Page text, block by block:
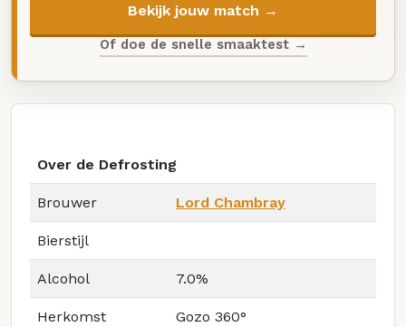
Bekijk jouw match →
Of doe de snelle smaaktest →
Over de Defrosting
Brouwer Lord Chambray
Bierstijl
Alcohol 7.0%
Herkomst Gozo 360°